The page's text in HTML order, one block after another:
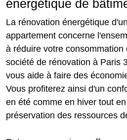
énergétique de
La rénovation énergétique
appartement concerne
à réduire votre consommation
société de rénovation à Paris
vous aide à faire des
Vous profiterez ainsi d'un
en été comme en hiver tout
préservation des ressources